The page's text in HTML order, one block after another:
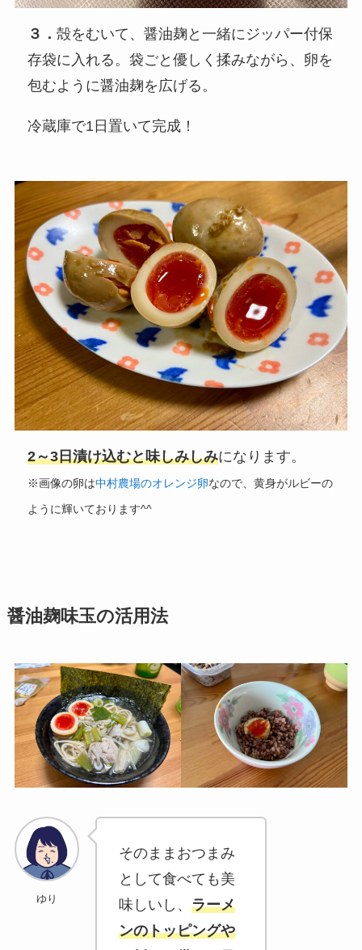
３．殻をむいて、醤油麹と一緒にジッパー付保
存袋に入れる。袋ごと優しく揉みながら、卵を
包むように醤油麹を広げる。
冷蔵庫で1日置いて完成！
2～3日漬け込むと味しみしみになります。
※画像の卵は中村農場のオレンジ卵なので、黄身がルビーの
ように輝いております^^
醤油麹味玉の活用法
ゆり
そのままおつまみ
として食べても美
味しいし、 ラーメ
ンのトッピングや